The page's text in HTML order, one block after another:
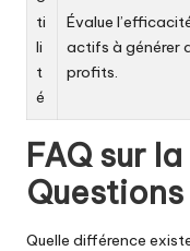
ti
li
t
é
Évalue
actifs à générer
profits.
FAQ sur
Quelle différence